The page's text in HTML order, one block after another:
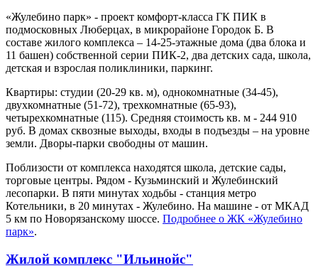
«Жулебино парк» - проект комфорт-класса ГК ПИК в
подмосковных Люберцах, в микрорайоне Городок Б. В
составе жилого комплекса – 14-25-этажные дома (два блока и
11 башен) собственной серии ПИК-2, два детских сада, школа,
детская и взрослая поликлиники, паркинг.
Квартиры: студии (20-29 кв. м), однокомнатные (34-45),
двухкомнатные (51-72), трехкомнатные (65-93),
четырехкомнатные (115). Средняя стоимость кв. м - 244 910
руб. В домах сквозные выходы, входы в подъезды – на уровне
земли. Дворы-парки свободны от машин.
Поблизости от комплекса находятся школа, детские сады,
торговые центры. Рядом - Кузьминский и Жулебинский
лесопарки. В пяти минутах ходьбы - станция метро
Котельники, в 20 минутах - Жулебино. На машине - от МКАД
5 км по Новорязанскому шоссе. Подробнее о ЖК «Жулебино
парк».
Жилой комплекс "Ильинойс"